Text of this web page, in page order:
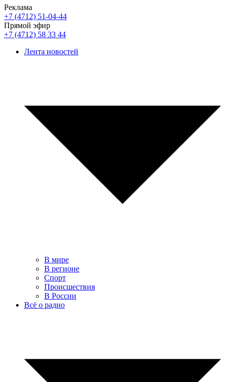
Реклама
+7 (4712) 51-04-44
Прямой эфир
+7 (4712) 58 33 44
Лента новостей
В мире
В регионе
Спорт
Происшествия
В России
Всё о радио